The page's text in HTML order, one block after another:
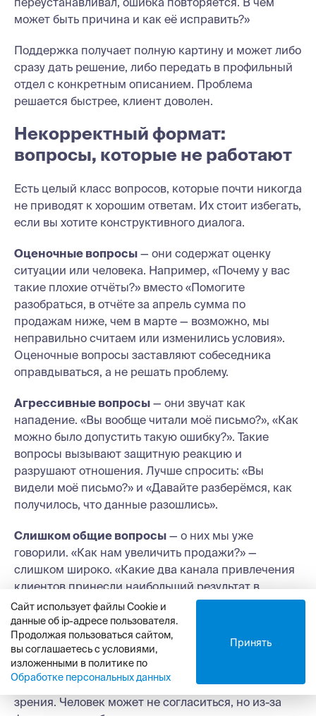
Сайт использует файлы Cookie и
данные об ip-адресе пользователя.
Продолжая пользоваться сайтом,
вы соглашаетесь с условиями,
изложенными в политике по
Обработке персональных данных
Принять
может быть причина и как её исправить?»
Поддержка получает полную картину и может либо
сразу дать решение, либо передать в профильный
отдел с конкретным описанием. Проблема
решается быстрее, клиент доволен.
Некорректный формат:
вопросы, которые не работают
Есть целый класс вопросов, которые почти никогда
не приводят к хорошим ответам. Их стоит избегать,
если вы хотите конструктивного диалога.
Оценочные вопросы — они содержат оценку
ситуации или человека. Например, «Почему у вас
такие плохие отчёты?» вместо «Помогите
разобраться, в отчёте за апрель сумма по
продажам ниже, чем в марте — возможно, мы
неправильно считаем или изменились условия».
Оценочные вопросы заставляют собеседника
оправдываться, а не решать проблему.
Агрессивные вопросы — они звучат как
нападение. «Вы вообще читали моё письмо?», «Как
можно было допустить такую ошибку?». Такие
вопросы вызывают защитную реакцию и
разрушают отношения. Лучше спросить: «Вы
видели моё письмо?» и «Давайте разберёмся, как
получилось, что данные разошлись».
Слишком общие вопросы — о них мы уже
говорили. «Как нам увеличить продажи?» —
слишком широко. «Какие два канала привлечения
клиентов принесли наибольший результат в
прошлом месяце?» — конкретно и полезно.
Манипулятивные вопросы
ответ, который вы хотите услышать. «Вы ведь
согласны, что наш продукт лучше конкурентов?» —
это не вопрос, а попытка утвердить свою точку
зрения. Человек может не согласиться, но из-за